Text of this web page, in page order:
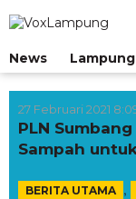
ke
News
Lampung
27 Februari 2021
PLN
Sampah
BERITA UTAMA ,